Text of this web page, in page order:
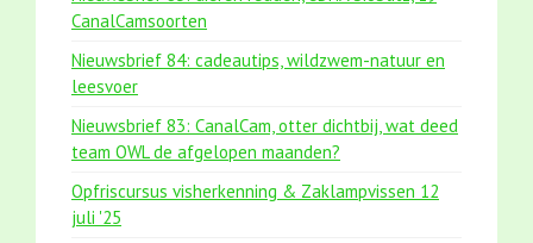
CanalCamsoorten
Nieuwsbrief 84: cadeautips, wildzwem-natuur en
leesvoer
Nieuwsbrief 83: CanalCam, otter dichtbij, wat deed
team OWL de afgelopen maanden?
Opfriscursus visherkenning & Zaklampvissen 12
juli '25